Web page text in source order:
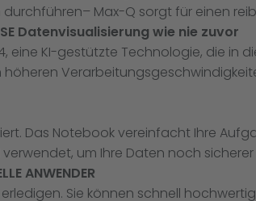
Max-Q sorgt für einen
Datenvisualisierung wie nie zuvor
eine KI-gestützte Technologie, die
Das Notebook vereinfacht Ihre
um Ihre Daten noch
ANWENDER
erledigen. Sie können schnell